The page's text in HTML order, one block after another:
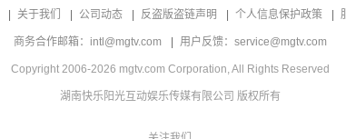
关于我们 公司动态 反盗版盗链声明 个人信息保护政策
商务合作邮箱：intl@mgtv.com 用户反馈：service@mgtv.com
Copyright 2006-2026 mgtv.com Corporation, All Rights Reserved
湖南快乐阳光互动娱乐传媒有限公司 版权所有